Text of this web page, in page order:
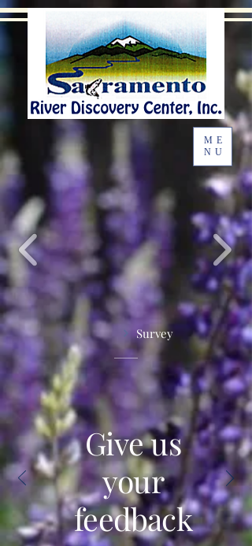
Survey
Give us
your
feedback
ME
NU